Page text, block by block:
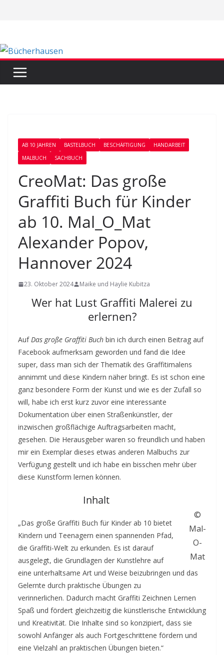
AB 10 JAHREN BASTELBUCH BESCHÄFTIGUNG
HANDARBEIT
MALBUCH
SACHBUCH
CreoMat: Das große
Graffiti Buch für Kinder
ab 10. Mal_O_Mat
Alexander Popov,
Hannover 2024
23. Oktober 2024 Maike und Haylie Kubitza
Wer hat Lust Graffiti Malerei zu
erlernen?
AufDas große Graffiti Buch bin ich durch einen Beitrag auf
Facebook aufmerksam geworden und fand die Idee
super, dass man sich der Thematik des Graffitimalens
annimmt und diese Kindern näher bringt. Es ist schon eine
ganz besondere Form der Kunst und wie es der Zufall so
will, habe ich erst kurz zuvor eine interessante
Dokumentation über einen Straßenkünstler, der
inzwischen großflächige Auftragsarbeiten macht,
gesehen. Die Herausgeber waren so freundlich und haben
mir ein Exemplar dieses etwas anderen Malbuchs zur
Verfügung gestellt und ich habe ein bisschen mehr über
diese Kunstform lernen können.
©
Mal-
O-
Mat
Inhalt
„Das große Graffiti Buch für Kinder ab 10 bietet
Kindern und Teenagern einen spannenden Pfad,
die Graffiti-Welt zu erkunden. Es ist darauf
ausgelegt, die Grundlagen der Kunstlehre auf
eine unterhaltsame Art und Weise beizubringen und das
Gelernte durch praktische Übungen zu
verinnerlichen. Dadurch macht Graffiti Zeichnen Lernen
Spaß und fördert gleichzeitig die künstlerische Entwicklung
und Kreativität. Die Inhalte sind so konzipiert, dass sie
sowohl Anfänger als auch Fortgeschrittene fördern und
eine Vielzahl an praktischen Übungen bieten.“